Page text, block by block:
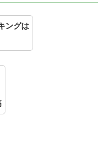
ングは